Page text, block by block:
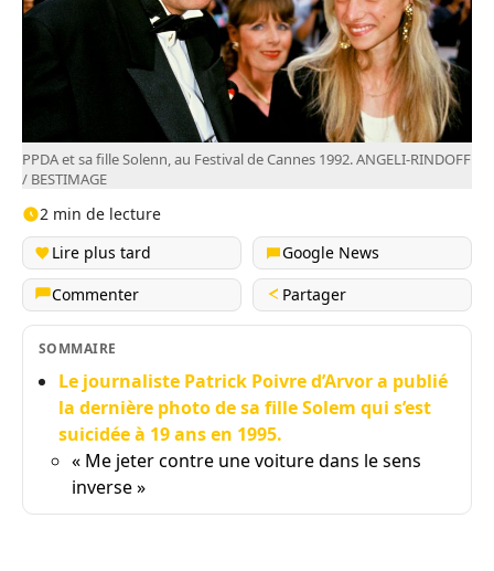
PPDA et sa fille Solenn, au Festival de Cannes 1992. ANGELI-RINDOFF
/ BESTIMAGE
2 min de lecture
Lire plus tard
Google News
Commenter
Partager
SOMMAIRE
Le journaliste Patrick Poivre d’Arvor a publié
la dernière photo de sa fille Solem qui s’est
suicidée à 19 ans en 1995.
« Me jeter contre une voiture dans le sens
inverse »